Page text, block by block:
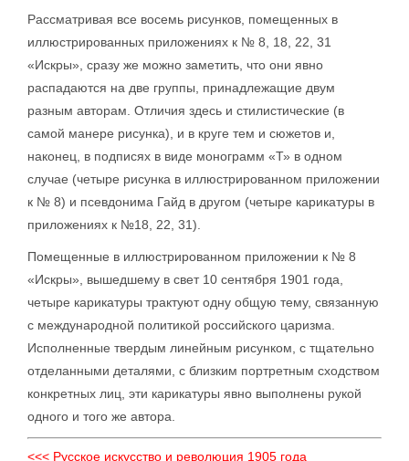
Рассматривая все восемь рисунков, помещенных в
иллюстрированных приложениях к № 8, 18, 22, 31
«Искры», сразу же можно заметить, что они явно
распадаются на две группы, принадлежащие двум
разным авторам. Отличия здесь и стилистические (в
самой манере рисунка), и в круге тем и сюжетов и,
наконец, в подписях в виде монограмм «Т» в одном
случае (четыре рисунка в иллюстрированном приложении
к № 8) и псевдонима Гайд в другом (четыре карикатуры в
приложениях к №18, 22, 31).
Помещенные в иллюстрированном приложении к № 8
«Искры», вышедшему в свет 10 сентября 1901 года,
четыре карикатуры трактуют одну общую тему, связанную
с международной политикой российского царизма.
Исполненные твердым линейным рисунком, с тщательно
отделанными деталями, с близким портретным сходством
конкретных лиц, эти карикатуры явно выполнены рукой
одного и того же автора.
<<< Русское искусство и революция 1905 года